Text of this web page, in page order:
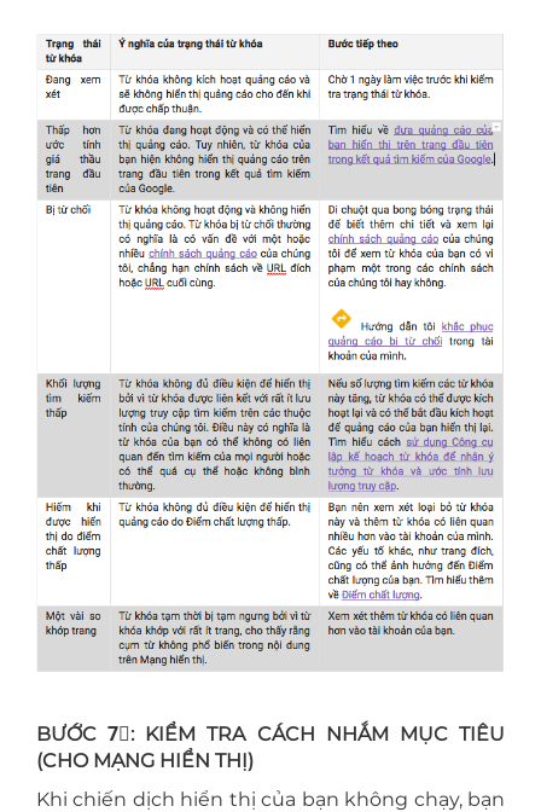
BƯỚC 7⃣: KIỂM TRA CÁCH NHẮM MỤC TIÊU
(CHO MẠNG HIỂN THỊ)
Khi chiến dịch hiển thị của bạn không chạy, bạn